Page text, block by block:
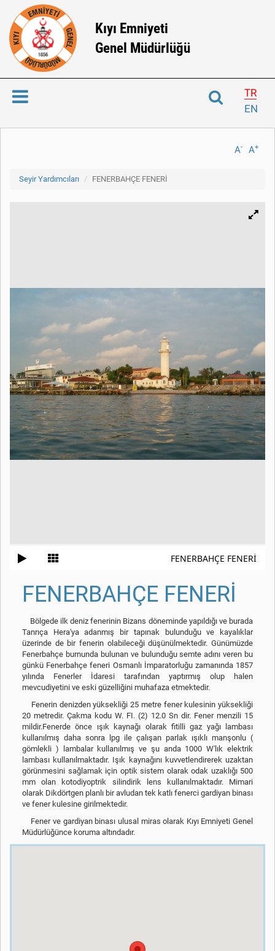
Kıyı Emniyeti
Genel Müdürlüğü
TR
EN
A+
A-
Seyir Yardımcıları FENERBAHÇE FENERİ
FENERBAHÇE FENERİ
FENERBAHÇE FENERİ
Bölgede ilk deniz fenerinin Bizans döneminde yapıldığı ve burada
Tanrıça Hera'ya adanmış bir tapınak bulunduğu ve kayalıklar
üzerinde de bir fenerin olabileceği düşünülmektedir. Günümüzde
Fenerbahçe burnunda bulunan ve bulunduğu semte adını veren bu
günkü Fenerbahçe feneri Osmanlı İmparatorluğu zamanında 1857
yılında Fenerler İdaresi tarafından yaptırmış olup halen
mevcudiyetini ve eski güzelliğini muhafaza etmektedir.
Fenerin denizden yüksekliği 25 metre fener kulesinin yüksekliği
20 metredir. Çakma kodu W. FI. (2) 12.0 Sn dir. Fener menzili 15
mildir.Fenerde önce ışık kaynağı olarak fitilli gaz yağı lambası
kullanılmış daha sonra lpg ile çalışan parlak ışıklı manşonlu (
gömlekli ) lambalar kullanılmış ve şu anda 1000 W'lık elektrik
lambası kullanılmaktadır. Işık kaynağını kuvvetlendirerek uzaktan
görünmesini sağlamak için optik sistem olarak odak uzaklığı 500
mm olan kotodiyoptrik silindirik lens kullanılmaktadır. Mimari
olarak Dikdörtgen planlı bir avludan tek katlı fenerci gardiyan binası
ve fener kulesine girilmektedir.
Fener ve gardiyan binası ulusal miras olarak Kıyı Emniyeti Genel
Müdürlüğünce koruma altındadır.